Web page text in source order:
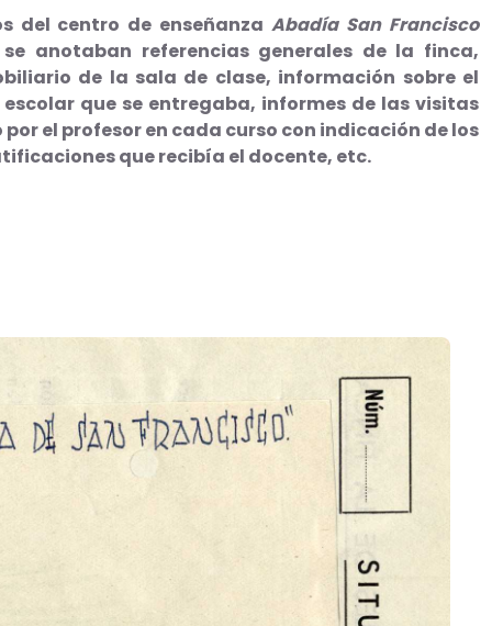
del centro de enseñanzaAbadía San Francisco
se anotaban referencias generales de la finca,
de la sala de clase, información sobre el
que se entregaba, informes de las visitas
el profesor en cada curso con indicación de los
que recibía el docente, etc.